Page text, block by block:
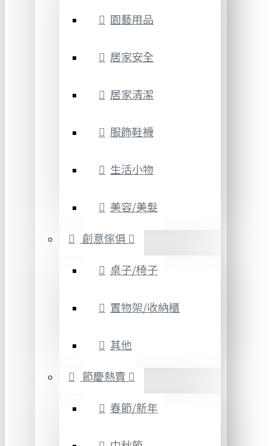
園藝用品
居家安全
居家清潔
服飾鞋襪
生活小物
美容/美髮
創意傢俱
桌子/椅子
置物架/收納櫃
其他
節慶熱賣
春節/新年